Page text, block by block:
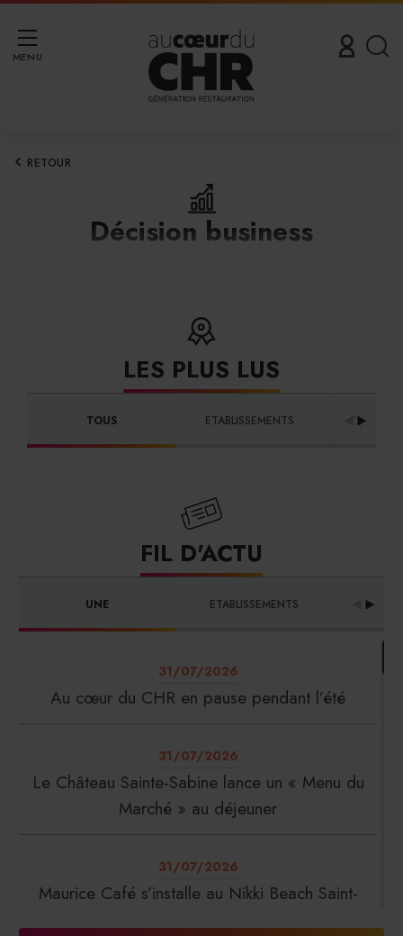
MENU
RETOUR
Décision business
LES PLUS LUS
TOUS ETABLISSEMENTS
FIL D'ACTU
UNE ETABLISSEMENTS
31/07/2026
Au cœur du CHR en pause pendant l’été
31/07/2026
Le Château Sainte-Sabine lance un « Menu du
Marché » au déjeuner
31/07/2026
Maurice Café s’installe au Nikki Beach Saint-